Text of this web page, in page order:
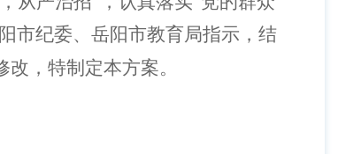
市纪委、岳阳市教育局指示，结
，特制定本方案。